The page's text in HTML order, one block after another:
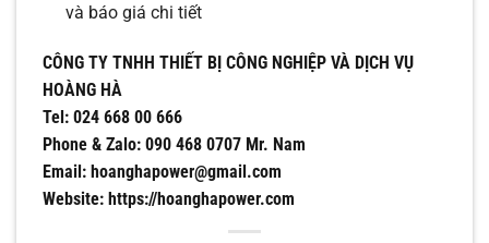
và báo giá chi tiết
CÔNG TY TNHH THIẾT BỊ CÔNG NGHIỆP VÀ DỊCH VỤ
HOÀNG HÀ
Tel: 024 668 00 666
Phone & Zalo: 090 468 0707 Mr. Nam
Email: hoanghapower@gmail.com
Website: https://hoanghapower.com